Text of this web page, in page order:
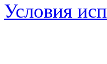
Условия